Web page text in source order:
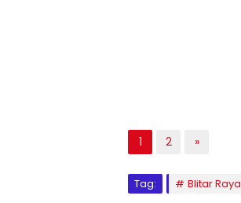
1 2 »
Tag: Blitar Raya